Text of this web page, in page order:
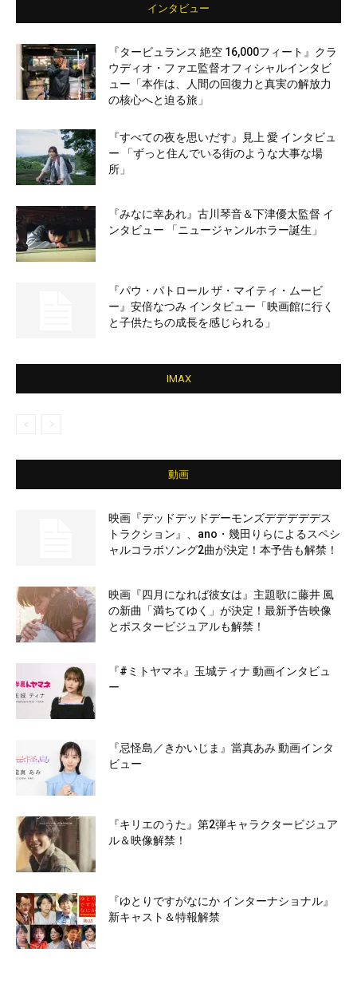
インタビュー
『タービュランス 絶空 16,000フィート』クラ
ウディオ・ファエ監督オフィシャルインタビ
ュー「本作は、人間の回復力と真実の解放力
の核心へと迫る旅」
『すべての夜を思いだす』見上 愛 インタビュ
ー 「ずっと住んでいる街のような大事な場
所」
『みなに幸あれ』古川琴音＆下津優太監督 イ
ンタビュー 「ニュージャンルホラー誕生」
『パウ・パトロール ザ・マイティ・ムービ
ー』安倍なつみ インタビュー「映画館に行く
と子供たちの成長を感じられる」
IMAX
動画
映画『デッドデッドデーモンズデデデデデス
トラクション』、ano・幾田りらによるスペシ
ャルコラボソング2曲が決定！本予告も解禁！
映画『四月になれば彼女は』主題歌に藤井 風
の新曲「満ちてゆく」が決定！最新予告映像
とポスタービジュアルも解禁！
『#ミトヤマネ』玉城ティナ 動画インタビュ
ー
『忌怪島／きかいじま』當真あみ 動画インタ
ビュー
『キリエのうた』第2弾キャラクタービジュア
ル＆映像解禁！
『ゆとりですがなにか インターナショナル』
新キャスト＆特報解禁